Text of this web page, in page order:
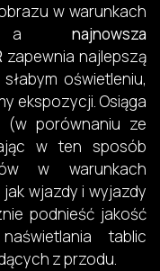
w warunkach
a najnowsza
zapewnia najlepszą
oświetleniu,
ekspozycji. Osiąga
(w porównaniu ze
w ten sposób
w warunkach
wjazdy i wyjazdy
podnieść jakość
tablic
z przodu.